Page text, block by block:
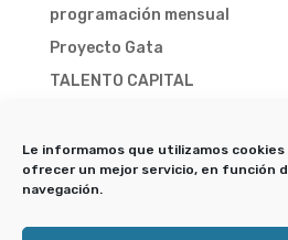
Le informamos que utilizamos
ofrecer un mejor servicio, en función
navegación.
programación mensual
Proyecto Gata
TALENTO CAPITAL
TALENTO CAPITAL 2026
Trampa-X